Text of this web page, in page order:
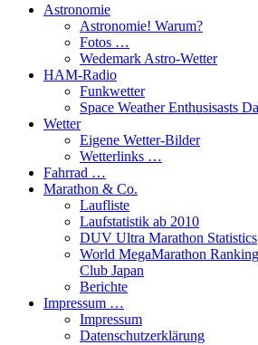
Astronomie
Astronomie! Warum?
Fotos …
Wedemark Astro-Wetter
HAM-Radio
Funkwetter
Space Weather Enthusisasts
Wetter
Eigene Wetter-Bilder
Wetterlinks …
Fahrrad …
Marathon & Co.
Laufliste
Laufstatistik ab 2010
DUV Ultra Marathon Statistics
World MegaMarathon
Club Japan
Berichte
Impressum …
Impressum
Datenschutzerklärung